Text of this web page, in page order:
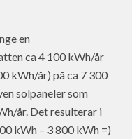
en
ca 4 100 kWh/år
kWh/år) på ca 7 300
solpaneler som
år. Det resulterar i
kWh – 3 800 kWh =)